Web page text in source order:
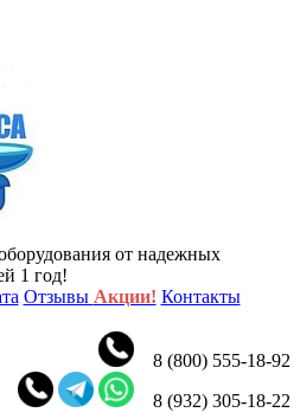
от надежных
1 год!
Отзывы Акции! Контакты
8 (800) 555-18-92
8 (932) 305-18-22